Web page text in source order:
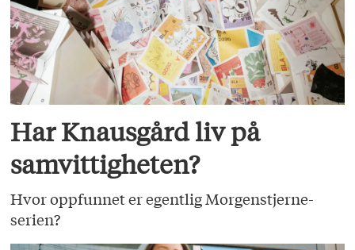
Har Knausgård liv på
samvittigheten?
Hvor oppfunnet er egentlig Morgenstjerne-
serien?